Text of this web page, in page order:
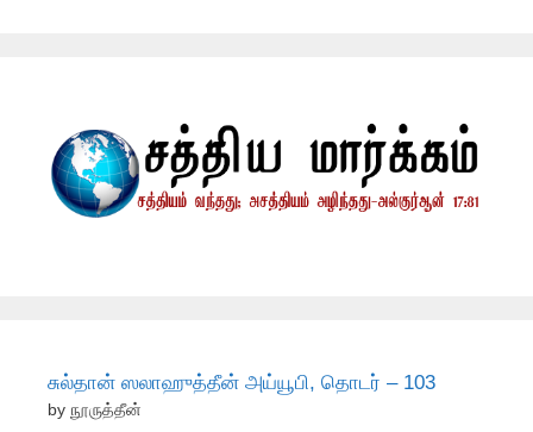
சுல்தான் ஸலாஹுத்தீன் அய்யூபி, தொடர் – 103
by நூருத்தீன்